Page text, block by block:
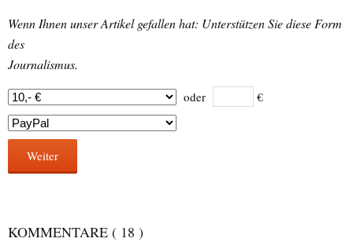
Wenn Ihnen unser Artikel gefallen hat: Unterstützen Sie diese Form
des
Journalismus.
oder €
Weiter
KOMMENTARE ( 18 )